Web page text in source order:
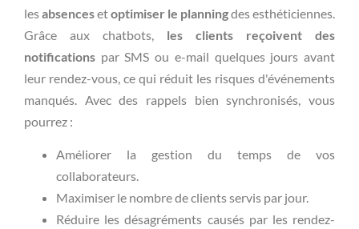
lesabsencesetoptimiser le planningdes esthéticiennes.
Grâce aux chatbots, les clients reçoivent des
notifications par SMS ou e-mail quelques jours avant
leur rendez-vous, ce qui réduit les risques d'événements
manqués. Avec des rappels bien synchronisés, vous
pourrez :
Améliorer la gestion du temps de vos
collaborateurs.
Maximiser le nombre de clients servis par jour.
Réduire les désagréments causés par les rendez-